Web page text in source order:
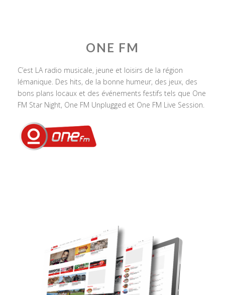
ONE FM
C’est LA radio musicale, jeune et loisirs de la région
lémanique. Des hits, de la bonne humeur, des jeux, des
bons plans locaux et des événements festifs tels que One
FM Star Night, One FM Unplugged et One FM Live Session.